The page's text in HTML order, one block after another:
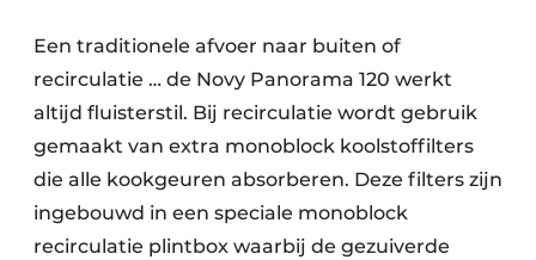
Een traditionele afvoer naar buiten of
recirculatie … de Novy Panorama 120 werkt
altijd fluisterstil. Bij recirculatie wordt gebruik
gemaakt van extra monoblock koolstoffilters
die alle kookgeuren absorberen. Deze filters zijn
ingebouwd in een speciale monoblock
recirculatie plintbox waarbij de gezuiverde